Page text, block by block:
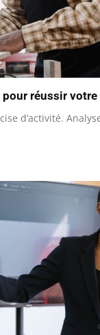
pour réussir
d’activité.